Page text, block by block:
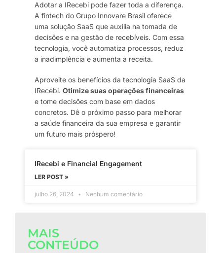
Adotar a IRecebi pode fazer toda a diferença.
A fintech do Grupo Innovare Brasil oferece
uma solução SaaS que auxilia na tomada de
decisões e na gestão de recebíveis. Com essa
tecnologia, você automatiza processos, reduz
a inadimplência e aumenta a receita.
Aproveite os benefícios da tecnologia SaaS da
IRecebi. Otimize suas operações financeiras
e tome decisões com base em dados
concretos. Dê o próximo passo para melhorar
a saúde financeira da sua empresa e garantir
um futuro mais próspero!
IRecebi e Financial Engagement
LER POST »
julho 26, 2024 Nenhum comentário
MAIS
CONTEÚDO